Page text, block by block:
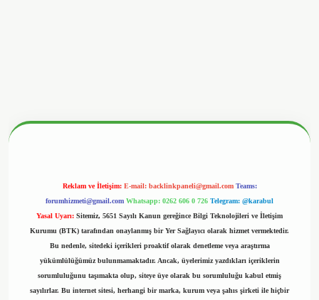
Reklam ve İletişim: E-mail: backlinkpaneli@gmail.com Teams:
forumhizmeti@gmail.com Whatsapp: 0262 606 0 726 Telegram: @karabul
Yasal Uyarı: Sitemiz, 5651 Sayılı Kanun gereğince Bilgi Teknolojileri ve İletişim
Kurumu (BTK) tarafından onaylanmış bir Yer Sağlayıcı olarak hizmet vermektedir.
Bu nedenle, sitedeki içerikleri proaktif olarak denetleme veya araştırma
yükümlülüğümüz bulunmamaktadır. Ancak, üyelerimiz yazdıkları içeriklerin
sorumluluğunu taşımakta olup, siteye üye olarak bu sorumluluğu kabul etmiş
sayılırlar. Bu internet sitesi, herhangi bir marka, kurum veya şahıs şirketi ile hiçbir